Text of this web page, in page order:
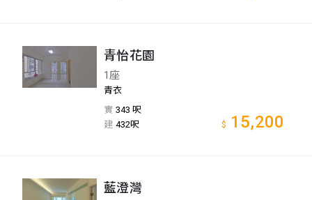
青怡花園
1座
青衣
實 343 呎
建 432呎 $ 15,200
藍澄灣